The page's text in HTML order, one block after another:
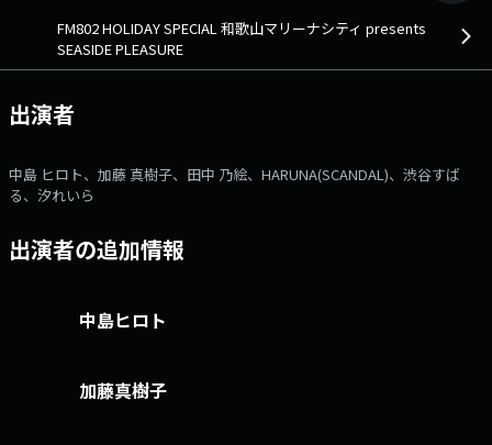
クエスト♪」 15時台⇒「空ソング リクエスト♪」 ●特集・企画
『FM802 HOLIDAY SPECIAL 和歌山マリーナシティ presents SEASIDE
PLEASURE』 和歌山マリーナシティの特設ステージから、 DJ中島ヒ
間にわたって生放送でお届け！！ 美しい和歌山の風景とともに、 夏を
楽しく過ごす心地良い音楽と情報をたっぷりお送りします！ 和歌山市の
「HARUNA(SCANDAL)」 「渋谷すばる」の 3 組が登場！ 番組ホーム
ページはこちら → https://funky802.com/seaside/ ----------------
-------------- ◆スマホ・PCでラジオが聴ける『radiko』なら、全国で
機能を使えば、放送後1週間、いつでも好きな時間に聴くことができます
チラ ⇒リクエスト・メッセージはコチラ ⇒twitterハッシュタグは
「#fm802」 ⇒twitterアカウントは「@fm802_pr」 ⇒facebookペー
FM802 HOLIDAY SPECIAL 和歌山マリーナシティ presents
SEASIDE PLEASURE
出演者
中島 ヒロト、加藤 真樹子、田中 乃絵、HARUNA(SCANDAL)、渋谷すば
る、汐れいら
出演者の追加情報
中島ヒロト
加藤真樹子